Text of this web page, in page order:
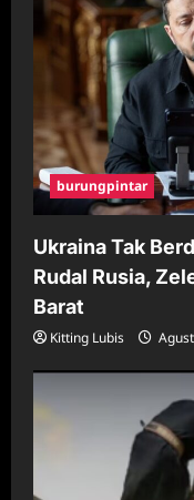
burungpintar
Ukraina Tak
Rudal Rusia,
Barat
Kitting Lubis